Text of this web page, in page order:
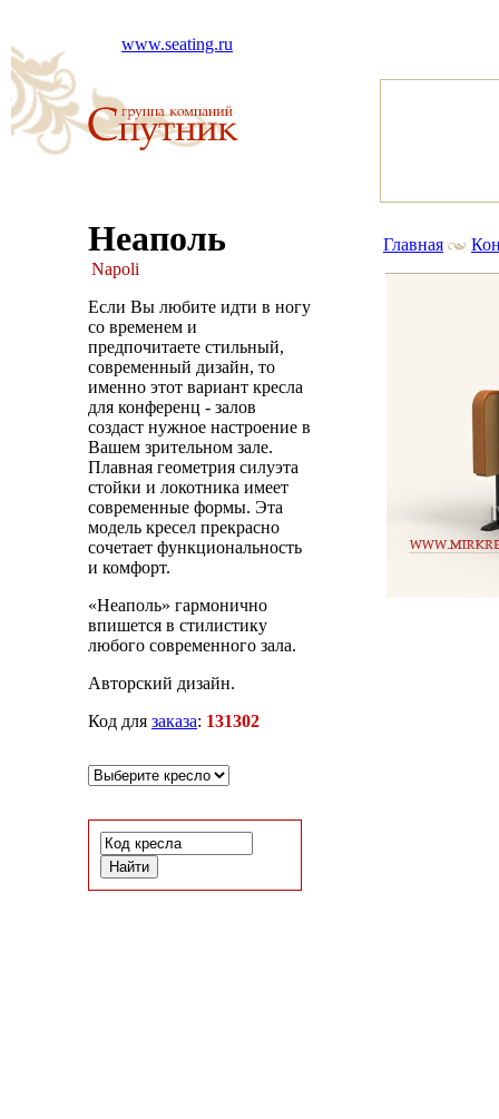
www.seating.ru
Неаполь
Napoli
Если Вы любите идти в ногу
со временем и
предпочитаете стильный,
современный дизайн, то
именно этот вариант кресла
для конференц - залов
создаст нужное настроение в
Вашем зрительном зале.
Плавная геометрия силуэта
стойки и локотника имеет
современные формы. Эта
модель кресел прекрасно
сочетает функциональность
и комфорт.
«Неаполь» гармонично
впишется в стилистику
любого современного зала.
Авторский дизайн.
Код для заказа: 131302
Главная